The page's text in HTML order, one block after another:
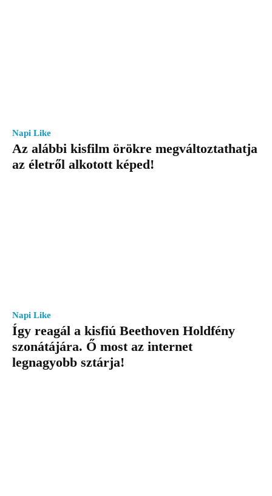
Napi Like
Az alábbi kisfilm örökre megváltoztathatja
az életről alkotott képed!
Napi Like
Így reagál a kisfiú Beethoven Holdfény
szonátájára. Ő most az internet
legnagyobb sztárja!